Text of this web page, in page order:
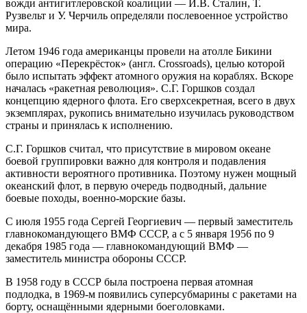
вожди антигитлеровской коалиции — И.В. Сталин, Т.
Рузвельт и У. Черчиль определяли послевоенное устройство
мира.
Летом 1946 года американцы провели на атолле Бикини
операцию «Перекрёсток» (англ. Crossroads), целью которой
было испытать эффект атомного оружия на кораблях. Вскоре
началась «ракетная революция». С.Г. Горшков создал
концепцию ядерного флота. Его сверхсекретная, всего в двух
экземплярах, рукопись внимательно изучилась руководством
страны и принялась к исполнению.
С.Г. Горшков считал, что присутствие в мировом океане
боевой группировки важно для контроля и подавления
активности вероятного противника. Поэтому нужен мощный
океанский флот, в первую очередь подводный, дальние
боевые походы, военно-морские базы.
С июля 1955 года Сергей Георгиевич — первый заместитель
главнокомандующего ВМФ СССР, а с 5 января 1956 по 9
декабря 1985 года — главнокомандующий ВМФ —
заместитель министра обороны СССР.
В 1958 году в СССР была построена первая атомная
подлодка, в 1969-м появились суперсубмарины с ракетами на
борту, оснащёнными ядерными боеголовками.